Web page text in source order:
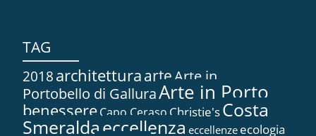
TAG
2018architetturaarteArte in...
Portobello di GalluraArte in Porto
benessereCapo Ceraso Christie'sCosta
Smeraldaeccellenza eccellenze ecologia